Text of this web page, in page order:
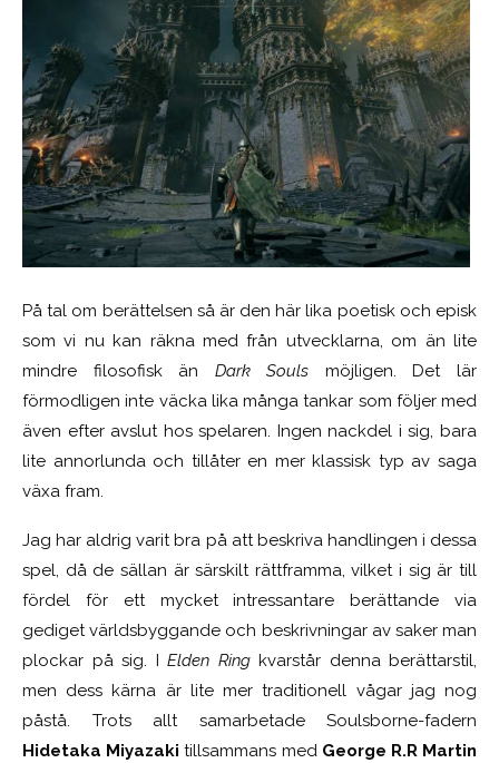
På tal om berättelsen så är den här lika poetisk och episk
som vi nu kan räkna med från utvecklarna, om än lite
mindre filosofisk än Dark Souls möjligen. Det lär
förmodligen inte väcka lika många tankar som följer med
även efter avslut hos spelaren. Ingen nackdel i sig, bara
lite annorlunda och tillåter en mer klassisk typ av saga
växa fram.
Jag har aldrig varit bra på att beskriva handlingen i dessa
spel, då de sällan är särskilt rättframma, vilket i sig är till
fördel för ett mycket intressantare berättande via
gediget världsbyggande och beskrivningar av saker man
plockar på sig. I Elden Ringkvarstår denna berättarstil,
men dess kärna är lite mer traditionell vågar jag nog
påstå. Trots allt samarbetade Soulsborne-fadern
Hidetaka Miyazaki tillsammans med George R.R Martin